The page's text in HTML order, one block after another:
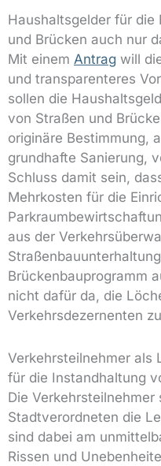
Haushaltsgelder für die
und Brücken auch nur
Mit einem Antrag will
und transparenteres
sollen die
von Straßen und
originäre Bestimmung,
grundhafte Sanierung,
Schluss damit sein,
Mehrkosten für die
aus der
Brückenbauprogramm
nicht dafür da, die
Verkehrsdezernenten
Verkehrsteilnehmer als
für die Instandhaltung
Die Verkehrsteilnehmer
Stadtverordneten die
sind dabei am
Rissen und